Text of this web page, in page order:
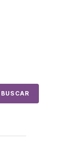
BUSCAR